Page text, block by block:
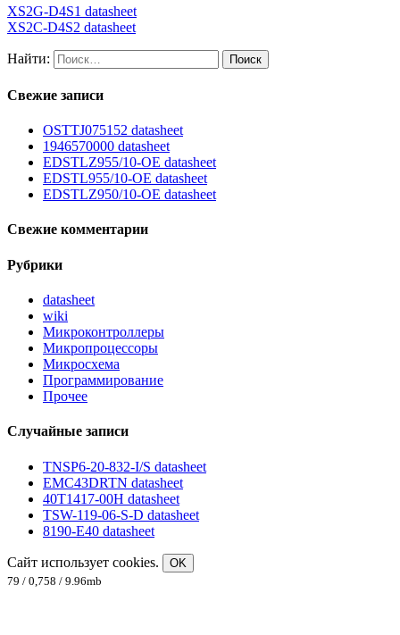
XS2G-D4S1 datasheet
XS2C-D4S2 datasheet
Найти:
Свежие записи
OSTTJ075152 datasheet
1946570000 datasheet
EDSTLZ955/10-OE datasheet
EDSTL955/10-OE datasheet
EDSTLZ950/10-OE datasheet
Свежие комментарии
Рубрики
datasheet
wiki
Микроконтроллеры
Микропроцессоры
Микросхема
Программирование
Прочее
Случайные записи
TNSP6-20-832-I/S datasheet
EMC43DRTN datasheet
40T1417-00H datasheet
TSW-119-06-S-D datasheet
8190-E40 datasheet
Сайт использует cookies.
OK
79 / 0,758 / 9.96mb